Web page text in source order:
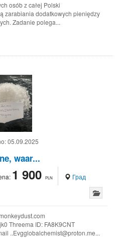
osób z całej Polski
zarabiania dodatkowych pieniędzy
Zadanie polega...
05.09.2025
waar...
1 900 PLN Град
Threema ID: FA8K9CNT
..Evgglobalchemist@proton.me...